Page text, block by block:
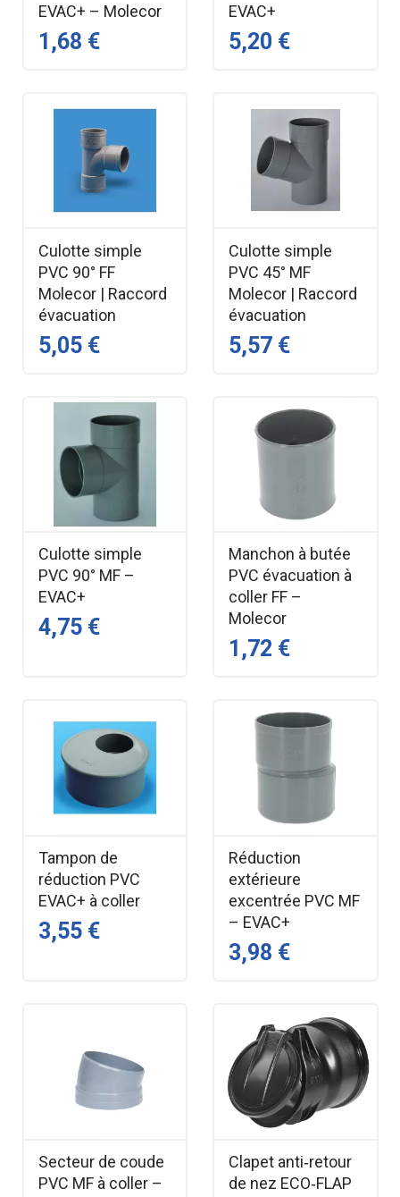
EVAC+ – Molecor
1,68 €
EVAC+
5,20 €
Culotte simple
PVC 90° FF
Molecor | Raccord
évacuation
5,05 €
Culotte simple
PVC 45° MF
Molecor | Raccord
évacuation
5,57 €
Culotte simple
PVC 90° MF –
EVAC+
4,75 €
Manchon à butée
PVC évacuation à
coller FF –
Molecor
1,72 €
Tampon de
réduction PVC
EVAC+ à coller
3,55 €
Réduction
extérieure
excentrée PVC MF
– EVAC+
3,98 €
Secteur de coude
PVC MF à coller –
Clapet anti‑retour
de nez ECO‑FLAP